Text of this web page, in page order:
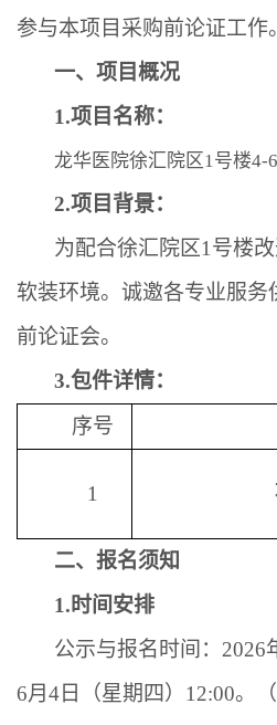
参与本项目采购前论证工作。
一、项目概况
1.项目名称：
龙华医院徐汇院区1号楼4-
2.项目背景：
为配合徐汇院区1号楼
软装环境。诚邀各专业服务
前论证会。
3.包件详情：
序号
1
二、报名须知
1.时间安排
公示与报名时间： 2026
6月 4日（星期四） 12:00。